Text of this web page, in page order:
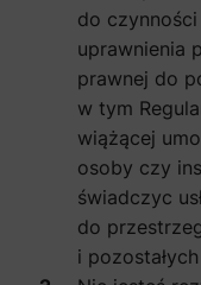
do czynności
uprawnienia
prawnej do
w tym
wiążącej
osoby czy
świadczyc
do
i